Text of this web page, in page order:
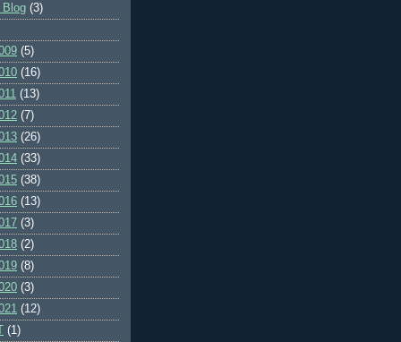
Blog (3)
(5)
(16)
(13)
(7)
(26)
(33)
(38)
(13)
(3)
(2)
(8)
(3)
(12)
(1)